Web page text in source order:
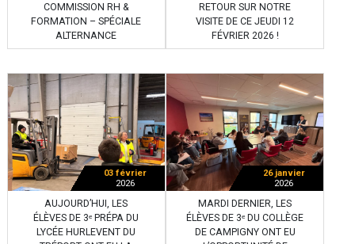
COMMISSION RH &
FORMATION – SPÉCIALE
ALTERNANCE
RETOUR SUR NOTRE
VISITE DE CE JEUDI 12
FÉVRIER 2026 !
03 février
2026
AUJOURD’HUI, LES
ÉLÈVES DE 3ᵉ PRÉPA DU
LYCÉE HURLEVENT DU
26 janvier
2026
MARDI DERNIER, LES
ÉLÈVES DE 3ᵉ DU COLLÈGE
DE CAMPIGNY ONT EU